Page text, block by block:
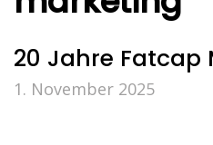
20 Jahre Fatcap
1. November 2025